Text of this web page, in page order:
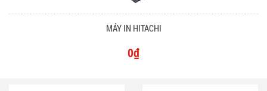
MÁY IN HITACHI
0₫